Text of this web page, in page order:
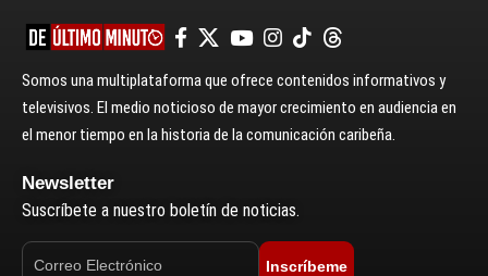
Somos una multiplataforma que ofrece contenidos informativos y
televisivos. El medio noticioso de mayor crecimiento en audiencia en
el menor tiempo en la historia de la comunicación caribeña.
Newsletter
Suscríbete a nuestro boletín de noticias.
Inscríbeme